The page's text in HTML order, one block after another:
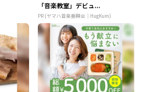
「音楽教室」デビュ...
PR (ヤマハ音楽振興会｜HugKum)